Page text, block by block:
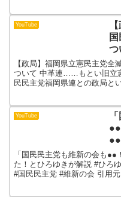
YouTube
つ
【政局】福岡県立憲民主党全
ついて 中革連……もとい旧立
民民主党福岡県連との政局と
YouTube
ろ
切
「国民民主党も維新の会も
た！とひろゆきが解説 #ひろ
#国民民主党 #維新の会 引用元